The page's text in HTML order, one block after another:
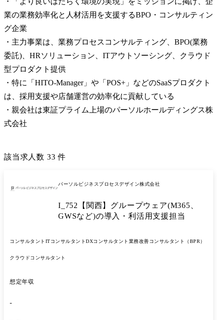
業の業務効率化と人材活用を支援するBPO・コンサルティン
グ企業
・主力事業は、業務プロセスコンサルティング、BPO(業務
委託)、HRソリューション、ITアウトソーシング、クラウド
型プロダクト提供
・特に「HITO-Manager」や「POS+」などのSaaSプロダクト
は、採用支援や店舗運営の効率化に貢献している
・親会社は東証プライム上場のパーソルホールディングス株
式会社
該当求人数 33 件
パーソルビジネスプロセスデザイン株式会社
I_752【関西】グループウェア(M365、
GWSなど)の導入・利活用支援担当
コンサルタント ITコンサルタントDXコンサルタント 業務改善コンサルタント（BPR）
クラウドコンサルタント
想定年収
-